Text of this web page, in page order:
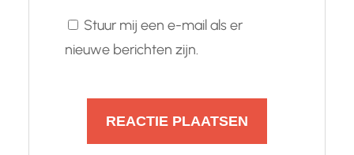
Stuur mij een e-mail als er
nieuwe berichten zijn.